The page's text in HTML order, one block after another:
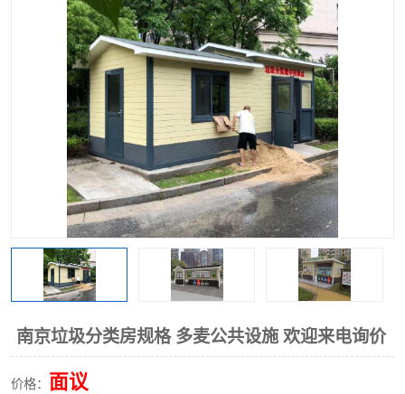
南京垃圾分类房规格 多麦公共设施 欢迎来电询价
价格： 面议